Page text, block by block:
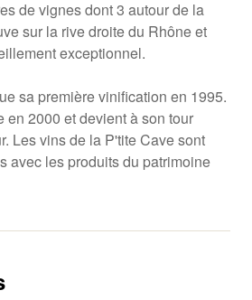
de vignes dont 3 autour de la
sur la rive droite du Rhône et
exceptionnel.
sa première vinification en 1995.
en 2000 et devient à son tour
Les vins de la P'tite Cave sont
avec les produits du patrimoine